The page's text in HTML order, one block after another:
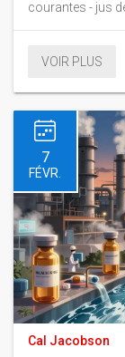
courantes - jus
comment les
VOIR PLUS
7
FÉVR.
Cal Jacobson